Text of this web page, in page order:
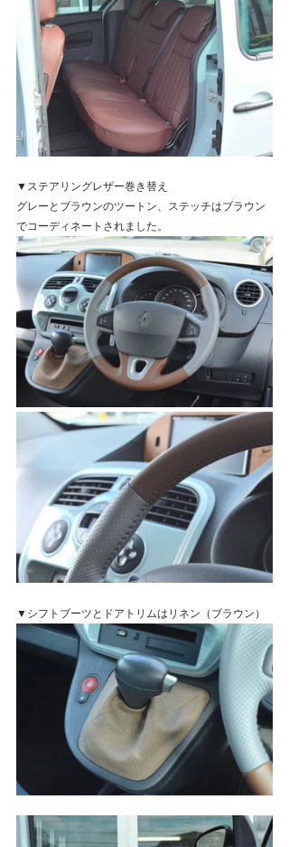
▼ステアリングレザー巻き替え
グレーとブラウンのツートン、ステッチはブラウン
でコーディネートされました。
▼シフトブーツとドアトリムはリネン（ブラウン）